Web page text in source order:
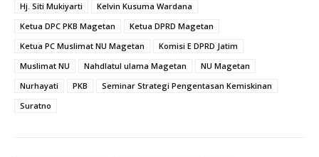
Hj. Siti Mukiyarti
Kelvin Kusuma Wardana
Ketua DPC PKB Magetan
Ketua DPRD Magetan
Ketua PC Muslimat NU Magetan
Komisi E DPRD Jatim
Muslimat NU
Nahdlatul ulama Magetan
NU Magetan
Nurhayati
PKB
Seminar Strategi Pengentasan Kemiskinan
Suratno